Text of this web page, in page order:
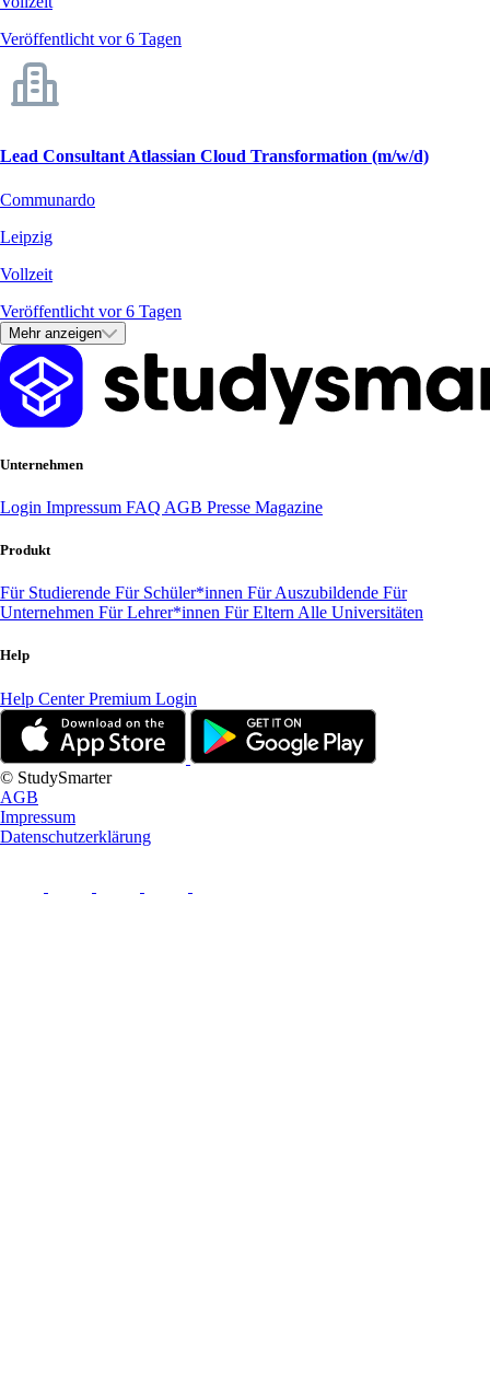
Veröffentlicht vor 6 Tagen
Lead Consultant Atlassian Cloud Transformation (m/w/d)
Communardo
Leipzig
Vollzeit
Veröffentlicht vor 6 Tagen
Mehr anzeigen
Unternehmen
Login Impressum FAQ AGB Presse Magazine
Produkt
Für Studierende Für Schüler*innen Für Auszubildende Für
Unternehmen Für Lehrer*innen Für Eltern Alle Universitäten
Help
Help CenterPremium Login
© StudySmarter
AGB
Impressum
Datenschutzerklärung